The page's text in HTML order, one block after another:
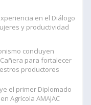
en el Diálogo
y productividad
concluyen
para fortalecer
productores
el primer Diplomado
Agrícola AMAJAC